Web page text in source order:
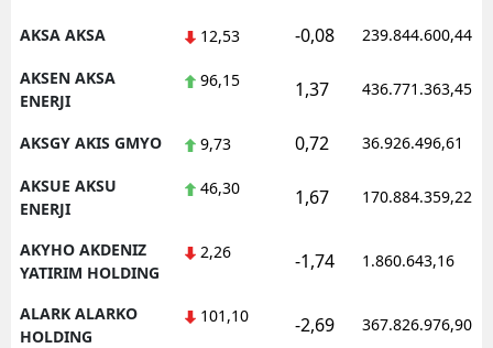
AKSA AKSA 12,53 -0,08 239.844.600,44
AKSEN AKSA
ENERJI
96,15 1,37 436.771.363,45
AKSGY AKIS GMYO 9,73 0,72 36.926.496,61
AKSUE AKSU
ENERJI
46,30 1,67 170.884.359,22
AKYHO AKDENIZ
YATIRIM HOLDING
2,26 -1,74 1.860.643,16
ALARK ALARKO
HOLDING
101,10 -2,69 367.826.976,90